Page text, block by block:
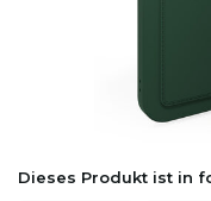
Dieses Produkt ist in